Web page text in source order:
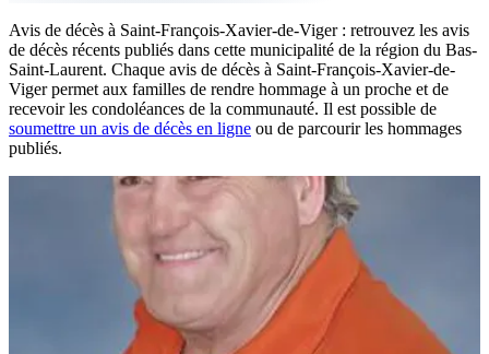
Par ville
Maisons funéraires
Éternea
Blog
Publier un avis
Avis de décès à Saint-François-Xavier-de-Viger : retrouvez les avis
de décès récents publiés dans cette municipalité de la région du Bas-
Saint-Laurent. Chaque avis de décès à Saint-François-Xavier-de-
Viger permet aux familles de rendre hommage à un proche et de
recevoir les condoléances de la communauté. Il est possible de
soumettre un avis de décès en ligne ou de parcourir les hommages
publiés.